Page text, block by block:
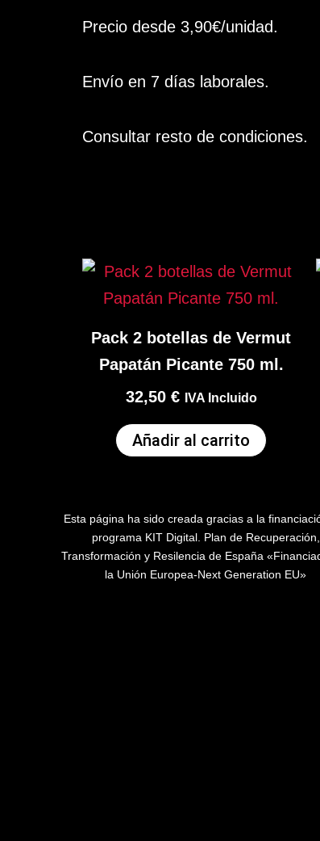
Precio desde 3,90€/unidad.
Envío en 7 días laborales.
Consultar resto de condiciones.
Pack 2 botellas de Vermut
Papatán Picante 750 ml.
32,50 € IVA Incluido
Añadir al carrito
Esta página ha sido creada gracias a la
programa KIT Digital. Plan de Recuperación,
Transformación y Resilencia de España
la Unión Europea-Next Generation EU»